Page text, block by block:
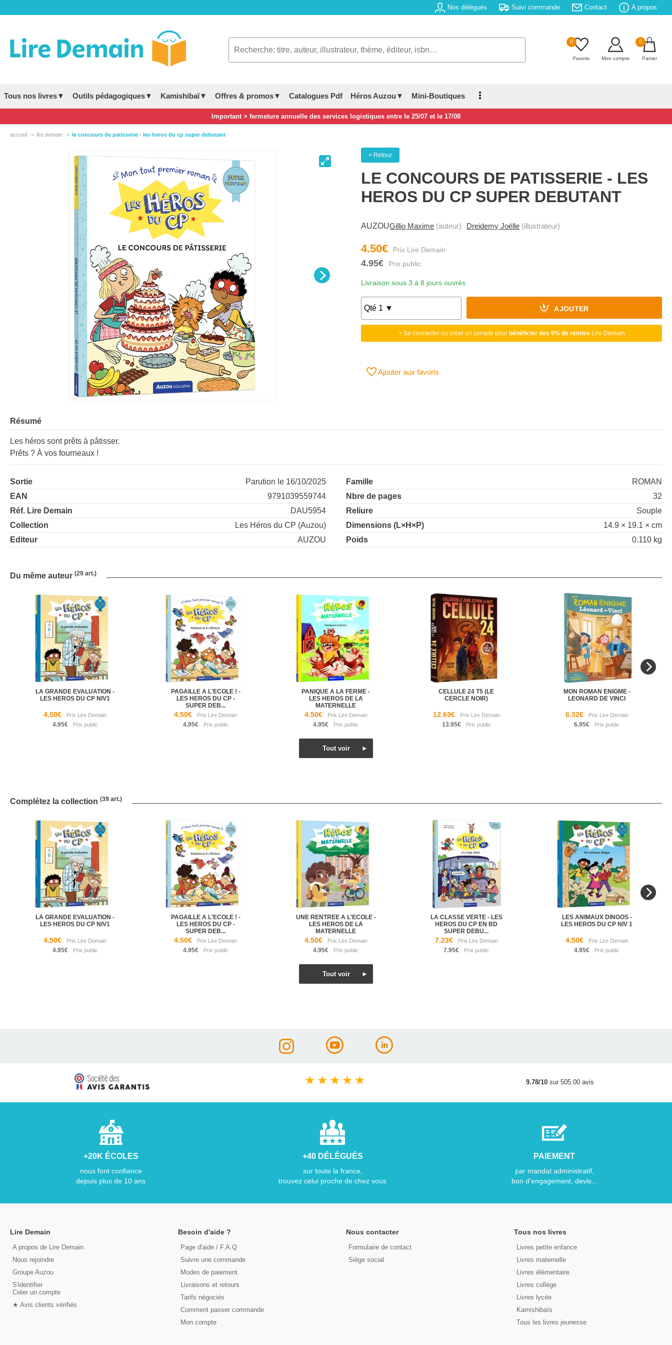
Nos délégués Suivi commande Contact A propos
0
Favoris Mon compte
0
Panier
Tous nos livres▼ Outils pédagogiques▼ Kamishibaï▼ Offres & promos▼ Catalogues Pdf Héros Auzou▼ Mini-Boutiques
Important > fermeture annuelle des services logistiques entre le 25/07 et le 17/08
accueil lire demain le concours de patisserie - les heros du cp super debutant
< Retour
LE CONCOURS DE PATISSERIE - LES
HEROS DU CP SUPER DEBUTANT
AUZOUGillio Maxime (auteur) Dreidemy Joëlle (illustrateur)
4.50€
4.95€
Livraison sous 3 à 8 jours ouvrés
AJOUTER
> Se connecter ou créer un compte pour bénéficier des 9% de remiseLire Demain
Ajouter aux favoris
Résumé
Les héros sont prêts à pâtisser.
Prêts ? À vos fourneaux !
Sortie
Parution le 16/10/2025
EAN
9791039559744
Réf. Lire Demain
DAU5954
Collection
Les Héros du CP (Auzou)
Editeur
AUZOU
Famille
ROMAN
Nbre de pages
32
Reliure
Souple
Dimensions (L×H×P)
14.9 × 19.1 × cm
Poids
0.110 kg
Du même auteur (29 art.)
LA GRANDE EVALUATION -
LES HEROS DU CP NIV1
4.50€
4.95€
PAGAILLE A L'ECOLE ! -
LES HEROS DU CP -
SUPER DEB...
4.50€
4.95€
PANIQUE A LA FERME -
LES HEROS DE LA
MATERNELLE
4.50€
4.95€
CELLULE 24 T5 (LE
CERCLE NOIR)
12.69€
13.95€
MON ROMAN ENIGME -
LEONARD DE VINCI
6.32€
6.95€
Complétez la collection (39 art.)
LA GRANDE EVALUATION -
LES HEROS DU CP NIV1
4.50€
4.95€
PAGAILLE A L'ECOLE ! -
LES HEROS DU CP -
SUPER DEB...
4.50€
4.95€
UNE RENTREE A L'ECOLE -
LES HEROS DE LA
MATERNELLE
4.50€
4.95€
LA CLASSE VERTE - LES
HEROS DU CP EN BD
SUPER DEBU...
7.23€
7.95€
LES ANIMAUX DINGOS -
LES HEROS DU CP NIV 1
4.50€
4.95€
★ ★ ★ ★ ★ 9.78/10sur 505.00 avis
+20K ÉCOLES
nous font confiance
depuis plus de 10 ans
+40 DÉLÉGUÉS
sur toute la france,
trouvez celui proche de chez vous
PAIEMENT
par mandat administratif,
bon d'engagement, devis...
Lire Demain
A propos de Lire Demain
Nous rejoindre
Groupe Auzou
S'identifier
Créer un compte
★ Avis clients vérifiés
Besoin d'aide ?
Page d'aide / F.A.Q
Suivre une commande
Modes de paiement
Livraisons et retours
Tarifs négociés
Comment passer commande
Mon compte
Nous contacter
Formulaire de contact
Siège social
Tous nos livres
Livres petite enfance
Livres maternelle
Livres élémentaire
Livres collège
Livres lycée
Kamishibaïs
Tous les livres jeunesse